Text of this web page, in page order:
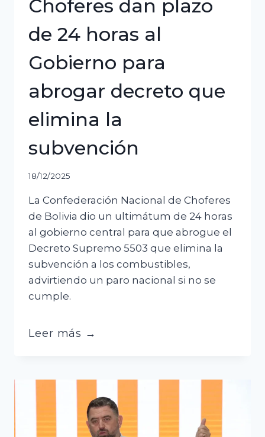
Choferes dan plazo
de 24 horas al
Gobierno para
abrogar decreto que
elimina la
subvención
18/12/2025
La Confederación Nacional de Choferes
de Bolivia dio un ultimátum de 24 horas
al gobierno central para que abrogue el
Decreto Supremo 5503 que elimina la
subvención a los combustibles,
advirtiendo un paro nacional si no se
cumple.
Leer más →
Choferes
de
horas